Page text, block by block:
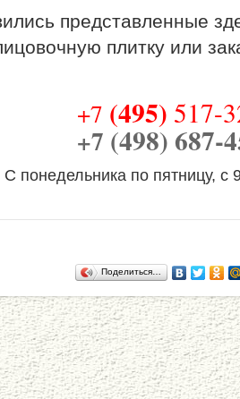
представленные
плитку или
+7 (495) 517-
+7 (498) 687-
С понедельника по пятницу, с
Поделиться…